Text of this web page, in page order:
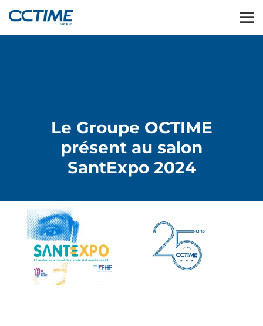
Le Groupe OCTIME
présent au salon
SantExpo 2024